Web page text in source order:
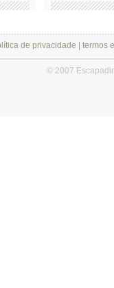
de privacidade termos
© 2007